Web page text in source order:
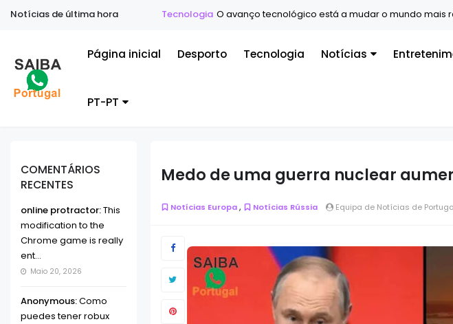
Tecnologia O avanço tecnológico está a mudar o mundo mais
Notícias de última hora
Página inicial Desporto Tecnologia Notícias
PT-PT
COMENTÁRIOS
RECENTES
online protractor:This
modification to the
Chrome game is really
ent...
Maio 20, 2026
Anonymous:Como
puedes tener robux
Medo de uma guerra nuclear
Notícias Europa, Notícias Rússia Equipa de Notícias de